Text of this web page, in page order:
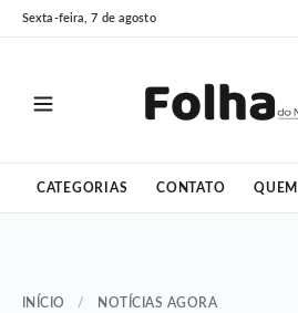
Pular
para
Pular
para
Sexta-feira, 7 de agosto
CATEGORIAS CONTATO
INÍCIO / NOTÍCIAS AGORA